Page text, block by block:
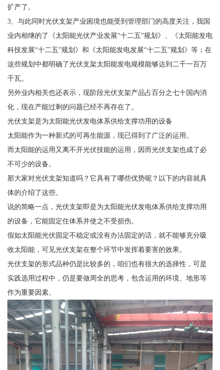
扩产了。
3、与此同时光伏支架产业困境也能受到管理部门的高度关注，我国
业内相继的了《太阳能光伏产业发展“十二五”规划》、《太阳能发电
科技发展“十二五”规划》和《太阳能发电发展“十二五”规划》等；在
这些规划中都明确了光伏支架太阳能发电规模能够达到二千一百万
千瓦。
另外业内相关也还表示，现阶段光伏支架产品占百分之七十国内消
化，现在产能过剩的问题已经不再存在了。
光伏支架是为太阳能光伏发电体系供给支撑功用的设备
太阳能作为一种新式的可再生能源，现已得到了广泛的运用。
而太阳能的运用又离不开光伏技能的运用，因而光伏支架也成了必
不可少的设备。
那大家对光伏支架知道吗？它具有了哪些优势呢？以下的内容就具
体的介绍了这些。
说的简略一点，光伏支架即是为太阳能光伏发电体系供给支撑功用
的设备，它能固定住体系并使之不受损伤。
假如太阳能光伏固定不稳定或没有办法固定的话，就不能够充分吸
收太阳能，可见光伏支架在整个环节中发挥着要害的效果。
光伏支架的形式品种仍是比较多的，咱们也有很大的选择性，可是
实践选用过程中，仍是要做周全的思考，包含运用的环境、地形等
作为重要因素。